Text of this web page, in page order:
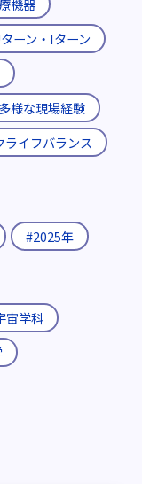
ーン・Iターン
様な現場経験
ライフバランス
#2025年
宙学科